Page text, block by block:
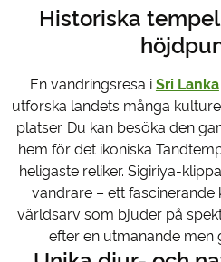
Historiska
En vandringsresa i Sri Lanka
utforska landets många
platser. Du kan besöka den
hem för det ikoniska
heligaste reliker. Sigiriya-
vandrare – ett fascinerande
världsarv som bjuder på
efter en utmanande men